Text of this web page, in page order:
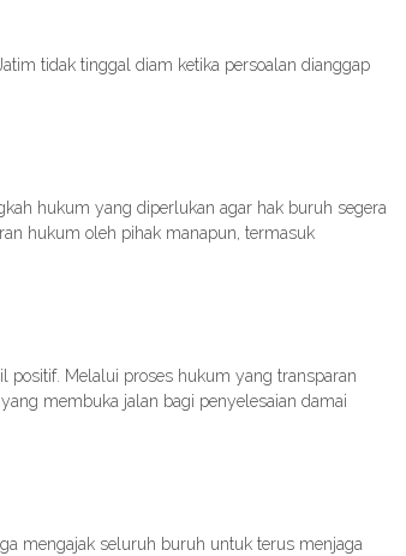
tidak tinggal diam ketika persoalan dianggap
hukum yang diperlukan agar hak buruh segera
hukum oleh pihak manapun, termasuk
positif. Melalui proses hukum yang transparan
membuka jalan bagi penyelesaian damai
mengajak seluruh buruh untuk terus menjaga